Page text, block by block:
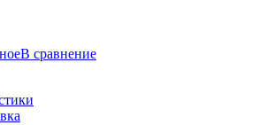
В сравнение